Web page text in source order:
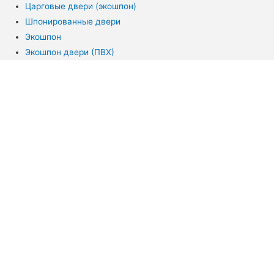
Царговые двери (экошпон)
Шпонированные двери
Экошпон
Экошпон двери (ПВХ)